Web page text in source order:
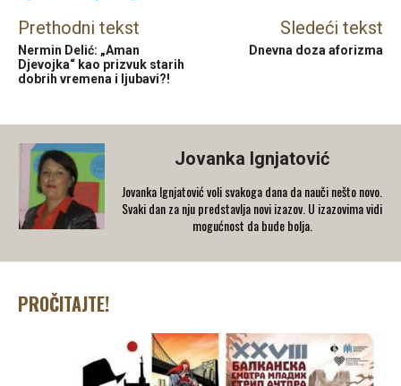
Prethodni tekst
Nermin Delić: „Aman
Djevojka“ kao prizvuk starih
dobrih vremena i ljubavi?!
Sledeći tekst
Dnevna doza aforizma
Jovanka Ignjatović
Jovanka Ignjatović voli svakoga dana da nauči nešto novo.
Svaki dan za nju predstavlja novi izazov. U izazovima vidi
mogućnost da bude bolja.
PROČITAJTE!